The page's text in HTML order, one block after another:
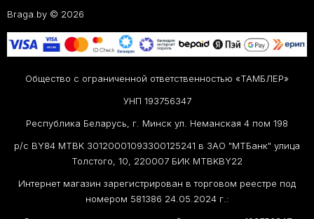
Braga.by © 2026
Общество с ограниченной ответственностью «ТАМБЛЕР»
УНП 193756347
Республика Беларусь, г. Минск ул. Неманская 4 пом 198
р/с BY84 MTBK 30120001093300125241 в ЗАО "МТБанк" улица
Толстого, 10, 220007 БИК MTBKBY22
Интернет магазин зарегистрирован в торговом реестре под
номером 581386 24.05.2024 г.: